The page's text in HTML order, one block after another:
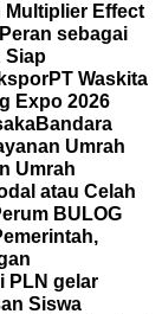
Multiplier Effect
sebagai
Siap
PT Waskita
Expo 2026
Bandara
Umrah
Umrah
atau Celah
BULOG
PLN gelar
Siswa